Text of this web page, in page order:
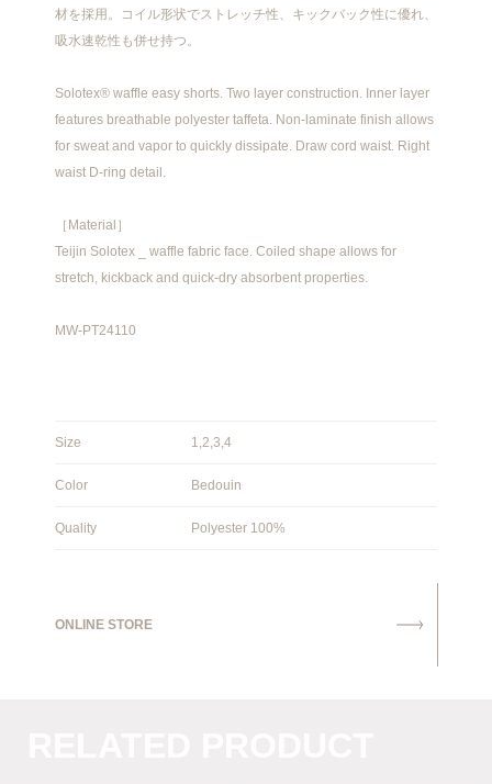
材を採用。コイル形状でストレッチ性、キックバック性に優れ、
吸水速乾性も併せ持つ。
Solotex® waffle easy shorts. Two layer construction. Inner layer
features breathable polyester taffeta. Non-laminate finish allows
for sweat and vapor to quickly dissipate. Draw cord waist. Right
waist D-ring detail.
［Material］
Teijin Solotex _ waffle fabric face. Coiled shape allows for
stretch, kickback and quick-dry absorbent properties.
MW-PT24110
Size 1,2,3,4
Color Bedouin
Quality Polyester 100%
ONLINE STORE